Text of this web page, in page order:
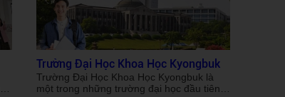
Trường Đại Học Khoa Học Kyongbuk
Trường Đại Học Khoa Học Kyongbuk là
một trong những trường đại học đầu tiên